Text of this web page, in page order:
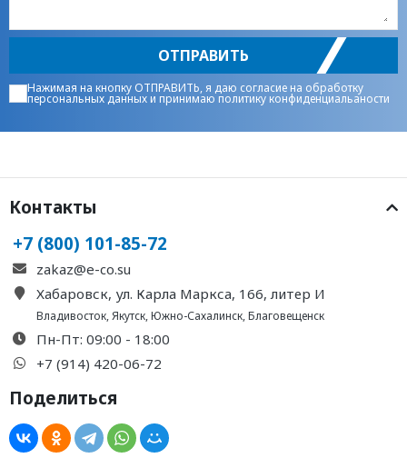
ОТПРАВИТЬ
Нажимая на кнопку ОТПРАВИТЬ, я даю согласие на обработку
персональных данныхи принимаюполитику конфиденциальаности
Контакты
+7 (800) 101-85-72
zakaz@e-co.su
Хабаровск, ул. Карла Маркса, 166, литер И
Владивосток,Якутск,Южно-Сахалинск,Благовещенск
Пн-Пт: 09:00 - 18:00
+7 (914) 420-06-72
Поделиться